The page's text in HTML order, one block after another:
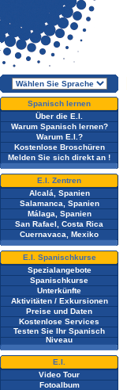
Spanisch lernen
Über die E.I.
Warum Spanisch lernen?
Warum E.I.?
Kostenlose Broschüren
Melden Sie sich direkt an !
E.I. Zentren
Alcalá, Spanien
Salamanca, Spanien
Málaga, Spanien
San Rafael, Costa Rica
Cuernavaca, Mexiko
E.I. Spanischkurse
Spezialangebote
Spanischkurse
Unterkünfte
Aktivitäten / Exkursionen
Preise und Daten
Kostenlose Services
Testen Sie Ihr Spanisch
Niveau
E.I.
Video Tour
Fotoalbum